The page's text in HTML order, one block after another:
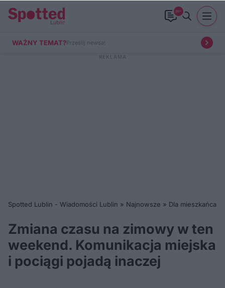
99+
WAŻNY TEMAT?Prześlij newsa!
Spotted Lublin - Wiadomości Lublin » Najnowsze » Dla mieszkańca
Zmiana czasu na zimowy w ten
weekend. Komunikacja miejska
i pociągi pojadą inaczej